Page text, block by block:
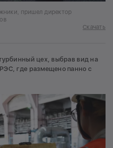
пришел директор
Скачать
цех, выбрав вид на
где размещено панно с